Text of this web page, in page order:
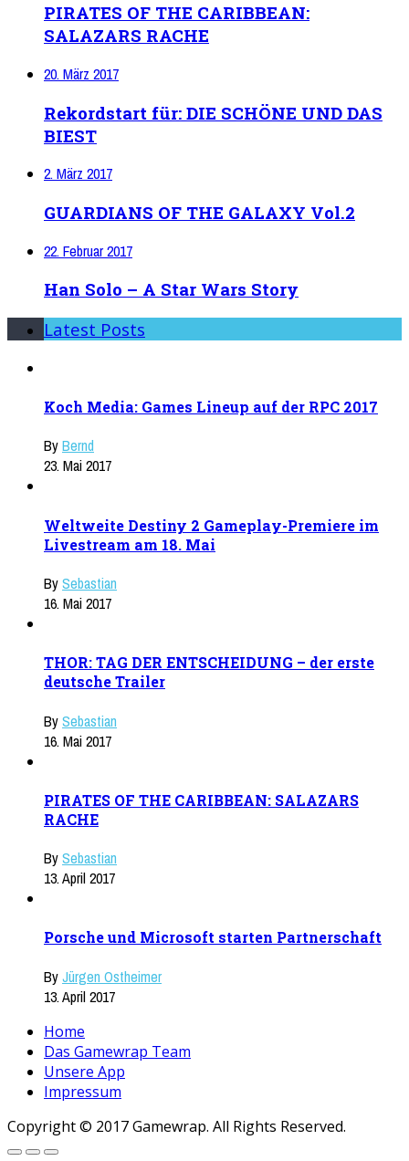
PIRATES OF THE CARIBBEAN:
SALAZARS RACHE
20. März 2017
Rekordstart für: DIE SCHÖNE UND DAS
BIEST
2. März 2017
GUARDIANS OF THE GALAXY Vol.2
22. Februar 2017
Han Solo – A Star Wars Story
Latest Posts
Koch Media: Games Lineup auf der RPC 2017
ByBernd
23. Mai 2017
Weltweite Destiny 2 Gameplay-Premiere im
Livestream am 18. Mai
BySebastian
16. Mai 2017
THOR: TAG DER ENTSCHEIDUNG – der erste
deutsche Trailer
BySebastian
16. Mai 2017
PIRATES OF THE CARIBBEAN: SALAZARS
RACHE
BySebastian
13. April 2017
Porsche und Microsoft starten Partnerschaft
ByJürgen Ostheimer
13. April 2017
Home
Das Gamewrap Team
Unsere App
Impressum
Copyright © 2017 Gamewrap. All Rights Reserved.